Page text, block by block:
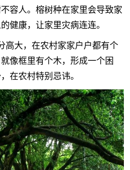
容人。榕树种在家里会导致家
健康，让家里灾病连连。
高大，在农村家家户户都有个
像框里有个木，形成一个困
在农村特别忌讳。